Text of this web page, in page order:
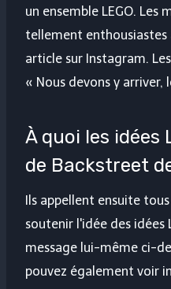
un ensemble LEGO. Les
tellement enthousiastes
article sur Instagram.
« Nous devons y arriver,
À quoi les idées
de Backstreet
Ils appellent ensuite
soutenir l'idée des idées
message lui-même ci-
pouvez également voir